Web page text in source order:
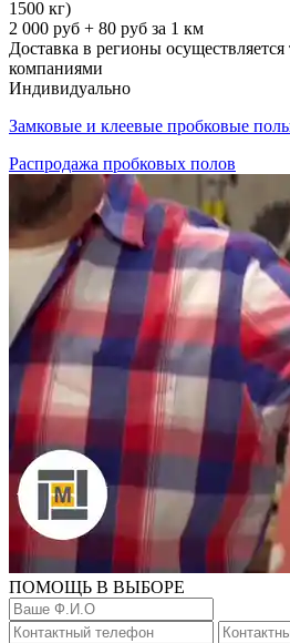
1500 кг)
2 000 руб + 80 руб за 1 км
Доставка в регионы
компаниями
Индивидуально
Замковые и клеевые пробковые
Распродажа пробковых полов
ПОМОЩЬ В ВЫБОРЕ